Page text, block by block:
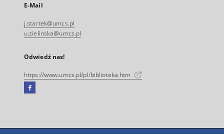
E-Mail
j.startek@umcs.pl
u.zielinska@umcs.pl
Odwiedź nas!
https://www.umcs.pl/pl/biblioteka.htm
Facebook
się